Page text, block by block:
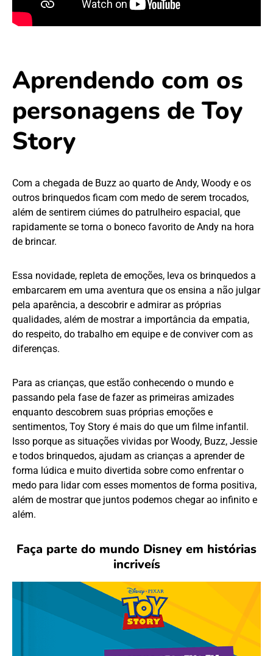
Aprendendo com os
personagens de Toy
Story
Com a chegada de Buzz ao quarto de Andy, Woody e os
outros brinquedos ficam com medo de serem trocados,
além de sentirem ciúmes do patrulheiro espacial, que
rapidamente se torna o boneco favorito de Andy na hora
de brincar.
Essa novidade, repleta de emoções, leva os brinquedos a
embarcarem em uma aventura que os ensina a não julgar
pela aparência, a descobrir e admirar as próprias
qualidades, além de mostrar a importância da empatia,
do respeito, do trabalho em equipe e de conviver com as
diferenças.
Para as crianças, que estão conhecendo o mundo e
passando pela fase de fazer as primeiras amizades
enquanto descobrem suas próprias emoções e
sentimentos, Toy Story é mais do que um filme infantil.
Isso porque as situações vividas por Woody, Buzz, Jessie
e todos brinquedos, ajudam as crianças a aprender de
forma lúdica e muito divertida sobre como enfrentar o
medo para lidar com esses momentos de forma positiva,
além de mostrar que juntos podemos chegar ao infinito e
além.
Faça parte do mundo Disney em histórias
incriveís